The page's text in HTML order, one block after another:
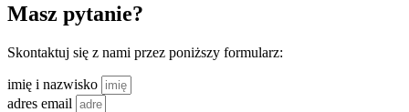
Masz pytanie?
Skontaktuj się z nami przez poniższy formularz:
imię i nazwisko
adres email